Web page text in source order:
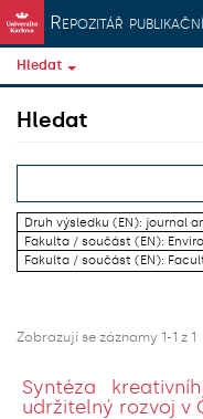
Přeskočit na obsah
Repozitář
Hledat
Hledat
Druh výsledku (EN): journal
Fakulta / součást (EN):
Fakulta / součást (EN):
Zobrazují se záznamy 1-1 z 1
Syntéza
udržitelný rozvoj v